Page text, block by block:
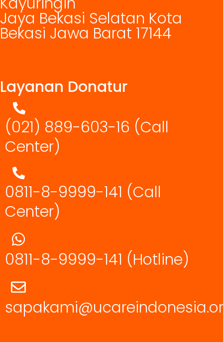
Jaya Bekasi Selatan Kota
Bekasi Jawa Barat 17144
Layanan Donatur
(021) 889-603-16 (Call
Center)
0811-8-9999-141 (Call
Center)
0811-8-9999-141 (Hotline)